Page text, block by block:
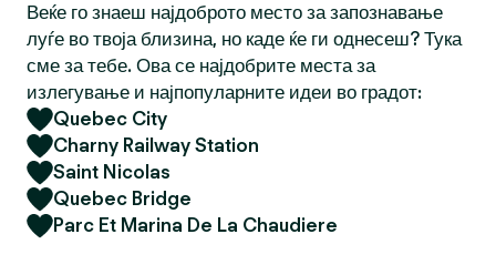
Веќе го знаеш најдоброто место за запознавање
луѓе во твоја близина, но каде ќе ги однесеш? Тука
сме за тебе. Ова се најдобрите места за
излегување и најпопуларните идеи во градот:
Quebec City
Charny Railway Station
Saint Nicolas
Quebec Bridge
Parc Et Marina De La Chaudiere